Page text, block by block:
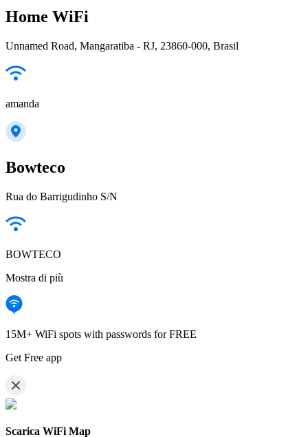
Home WiFi
Unnamed Road, Mangaratiba - RJ, 23860-000, Brasil
amanda
Bowteco
Rua do Barrigudinho S/N
BOWTECO
Mostra di più
15M+ WiFi spots with passwords for FREE
Get Free app
Scarica WiFi Map